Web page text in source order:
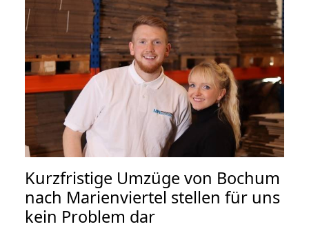
Kurzfristige Umzüge von Bochum
nach Marienviertel stellen für uns
kein Problem dar